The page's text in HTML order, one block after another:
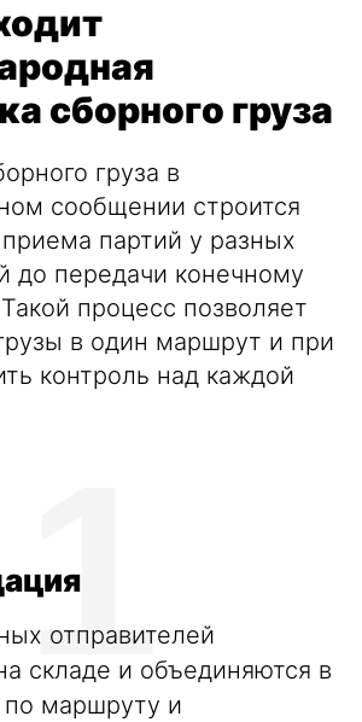
сборного груза
груза в
сообщении строится
партий у разных
до передачи конечному
процесс позволяет
в один маршрут и при
контроль над каждой
отправителей
складе и объединяются в
маршруту и
1